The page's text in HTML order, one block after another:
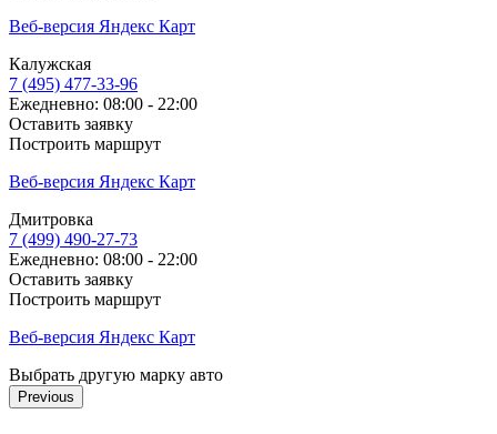
Веб-версия Яндекс Карт
Калужская
7 (495) 477-33-96
Ежедневно: 08:00 - 22:00
Оставить заявку
Построить маршрут
Веб-версия Яндекс Карт
Дмитровка
7 (499) 490-27-73
Ежедневно: 08:00 - 22:00
Оставить заявку
Построить маршрут
Веб-версия Яндекс Карт
Выбрать другую марку авто
Previous